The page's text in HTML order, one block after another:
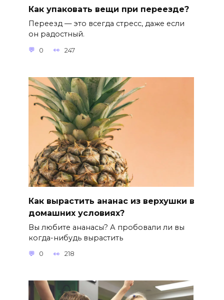
Как упаковать вещи при переезде?
Переезд — это всегда стресс, даже если
он радостный.
0 247
Как вырастить ананас из верхушки в
домашних условиях?
Вы любите ананасы? А пробовали ли вы
когда-нибудь вырастить
0 218